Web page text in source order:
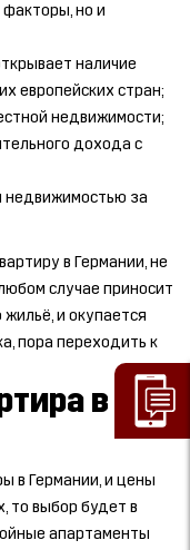
факторы, но и
наличие
европейских стран;
недвижимости;
дохода с
недвижимостью за
в Германии, не
случае приносит
и окупается
пора переходить к
в
в Германии, и цены
то выбор будет в
апартаменты